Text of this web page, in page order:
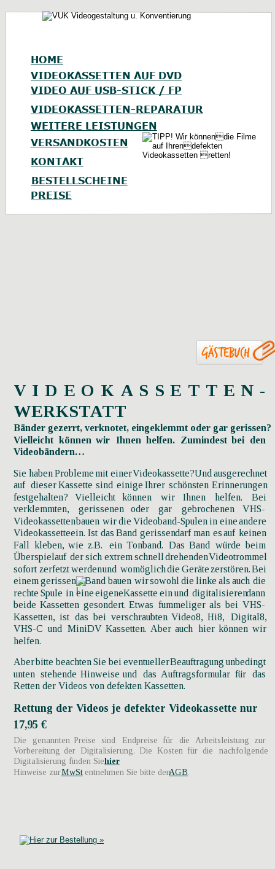
V I D E O K A S S E T T E N -
WERKSTATT
Bänder gezerrt, verknotet, eingeklemmt oder gar gerissen?
Vielleicht können wir Ihnen helfen. Zumindest bei den
Videobändern…
Sie haben Probleme mit einerVideokassette?Und ausgerechnet
auf dieser Kassette sind einige Ihrer schönsten Erinnerungen
festgehalten?
Vielleicht können wir Ihnen helfen.
Bei
verklemmten,
gerissenen oder gar gebrochenen
VHS-
Videokassettenbauen wirdie Videoband-Spulen in eineandere
Videokassetteein. Ist das Band gerissendarf man es auf keinen
Fall
kleben, wie z.B. ein Tonband. Das Band würde beim
Überspielauf dersich extrem schnell drehendenVideotrommel
sofort zerfetztwerdenund womöglichdie Geräte zerstören.Bei
einemgerissenenBand bauen wirsowohl die linke als auch die
rechte Spule in eineeigeneKassette einund digitalisierendann
beide Kassetten gesondert. Etwas fummeliger als bei VHS-
Kassetten, ist das bei verschraubten Video8, Hi8,
Digital8,
VHS-C und MiniDV Kassetten. Aber auch hier können wir
helfen.
Aberbitte beachtenSie bei eventuellerBeauftragung unbedingt
unten stehende Hinweise und das Auftragsformular für das
Retten der Videos von defekten Kassetten.
Rettung der Videos je defekter Videokassette nur
17,95 €
Die genannten Preise sind Endpreise für die Arbeitsleistung
zur
Vorbereitung der Digitalisierung. Die Kosten für die
nachfolgende
Digitalisierung finden Sie hier
Hinweise zur MwSt entnehmen Sie bitte den AGB.
KONTAKT
VERSANDKOSTEN
HOME
VIDEOKASSETTEN AUF DVD
VIDEO AUF USB-STICK / FP
VIDEOKASSETTEN-REPARATUR
WEITERE LEISTUNGEN
BESTELLSCHEINE
PREISE